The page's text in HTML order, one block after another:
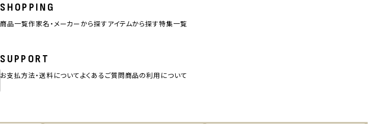
SHOPPING
商品一覧作家名・メーカーから探すアイテムから探す特集一覧
SUPPORT
お支払方法・送料についてよくあるご質問商品の利用について